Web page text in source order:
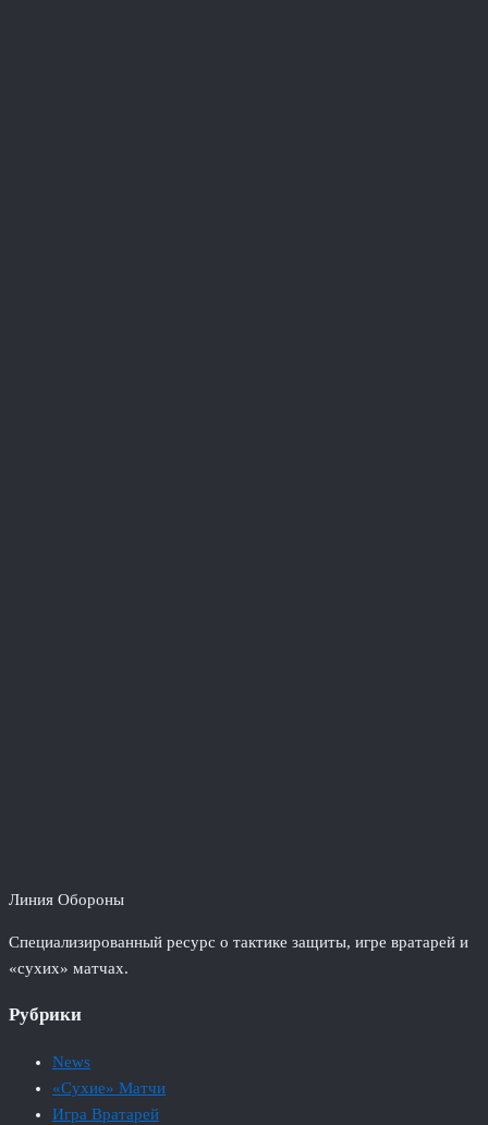
Линия Обороны
Специализированный ресурс о тактике защиты, игре вратарей и
«сухих» матчах.
Рубрики
News
«Сухие» Матчи
Игра Вратарей